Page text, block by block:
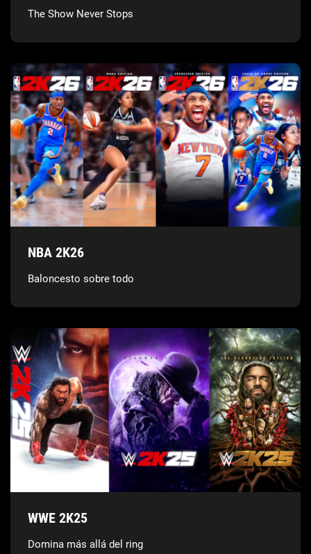
The Show Never Stops
NBA 2K26
Baloncesto sobre todo
WWE 2K25
Domina más allá del ring